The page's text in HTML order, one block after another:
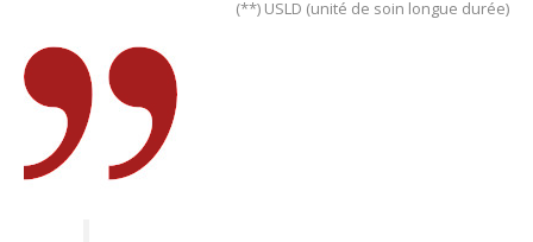
(**) USLD (unité de soin longue durée)